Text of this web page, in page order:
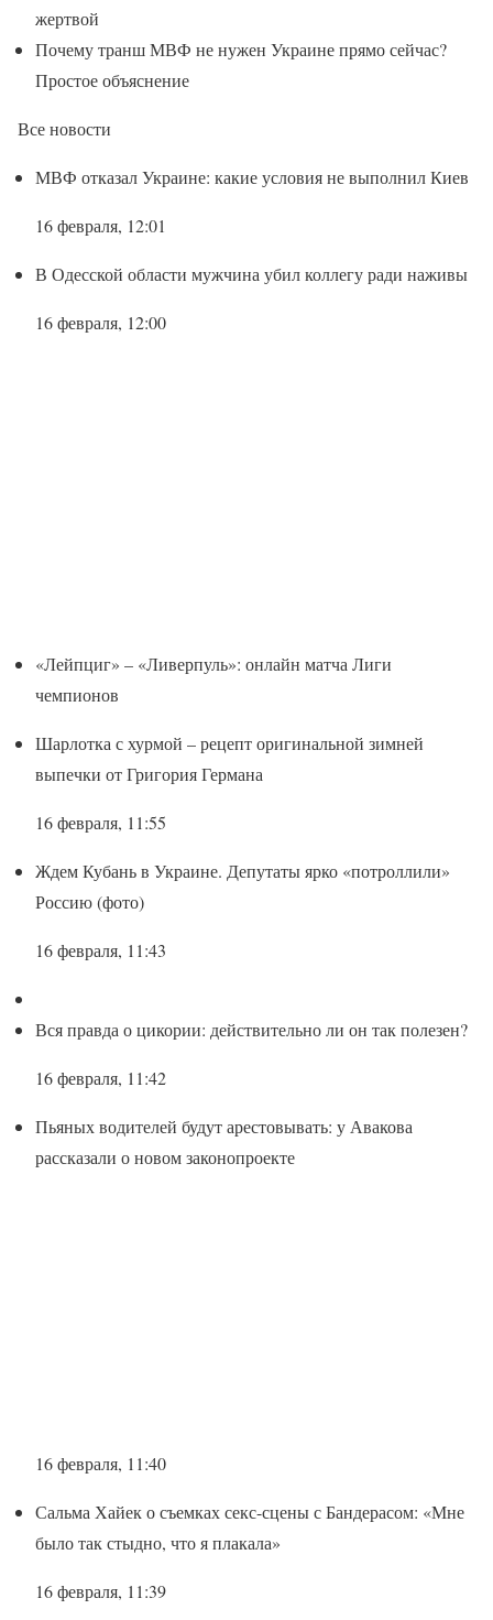
жертвой
Почему транш МВФ не нужен Украине прямо сейчас?
Простое объяснение
Все новости
МВФ отказал Украине: какие условия не выполнил Киев
16 февраля, 12:01
В Одесской области мужчина убил коллегу ради наживы
16 февраля, 12:00
«Лейпциг» – «Ливерпуль»: онлайн матча Лиги
чемпионов
Шарлотка с хурмой – рецепт оригинальной зимней
выпечки от Григория Германа
16 февраля, 11:55
Ждем Кубань в Украине. Депутаты ярко «потроллили»
Россию (фото)
16 февраля, 11:43
Вся правда о цикории: действительно ли он так полезен?
16 февраля, 11:42
Пьяных водителей будут арестовывать: у Авакова
рассказали о новом законопроекте
16 февраля, 11:40
Сальма Хайек о съемках секс-сцены с Бандерасом: «Мне
было так стыдно, что я плакала»
16 февраля, 11:39